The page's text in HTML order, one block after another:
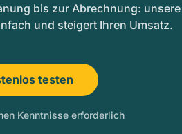
bis zur Abrechnung:
und steigert Ihren Umsatz.
testen
Kenntnisse erforderlich